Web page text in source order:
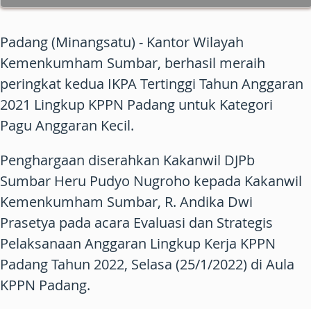
Padang (Minangsatu) - Kantor Wilayah
Kemenkumham Sumbar, berhasil meraih
peringkat kedua IKPA Tertinggi Tahun Anggaran
2021 Lingkup KPPN Padang untuk Kategori
Pagu Anggaran Kecil.
Penghargaan diserahkan Kakanwil DJPb
Sumbar Heru Pudyo Nugroho kepada Kakanwil
Kemenkumham Sumbar, R. Andika Dwi
Prasetya pada acara Evaluasi dan Strategis
Pelaksanaan Anggaran Lingkup Kerja KPPN
Padang Tahun 2022, Selasa (25/1/2022) di Aula
KPPN Padang.